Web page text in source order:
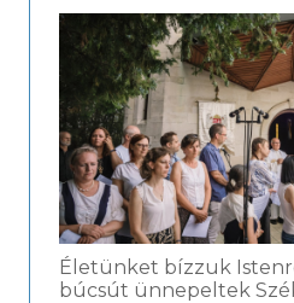
Életünket bízzuk
búcsút ünnepeltek